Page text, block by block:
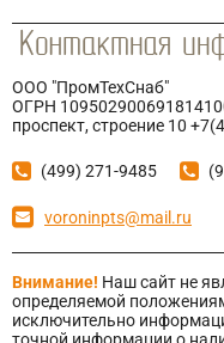
ООО "ПромТехСнаб"
ОГРН
проспект, строение 10
(499) 271-9485
voroninpts@mail.ru
Внимание! Наш сайт не
определяемой
исключительно